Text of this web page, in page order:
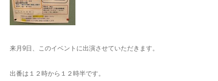
来月9日、このイベントに出演させていただきます。
出番は１２時から１２時半です。